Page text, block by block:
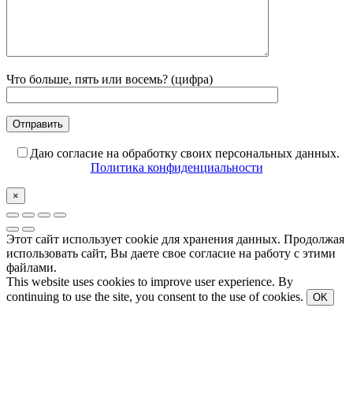
Что больше, пять или восемь? (цифра)
Даю согласие на обработку своих персональных данных.
Политика конфиденциальности
×
Этот сайт использует cookie для хранения данных. Продолжая
использовать сайт, Вы даете свое согласие на работу с этими
файлами.
This website uses cookies to improve user experience. By
continuing to use the site, you consent to the use of cookies.
OK